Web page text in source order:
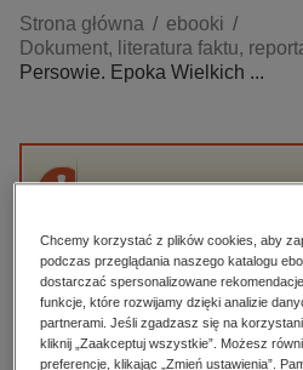
Kategorie
Zobacz wszystkie E-prasa
biznesowe, branżowe,
darmowe wydania
edukacja
hobby, sport, rozrywka
komputery, internet,
Strona główna
ebooki
Dokument, literatura faktu,
Persowie. Epoka Wielkich ...
High-contrast mode
Polecane
Chcemy korzystać z plików cookies, aby
podczas przeglądania naszego katalogu
dostarczać spersonalizowane
funkcje, które rozwijamy dzięki analizie
partnerami. Jeśli zgadzasz się na
kliknij „Zaakceptuj wszystkie”. Możesz
preferencje, klikając „Zmień ustawienia”.